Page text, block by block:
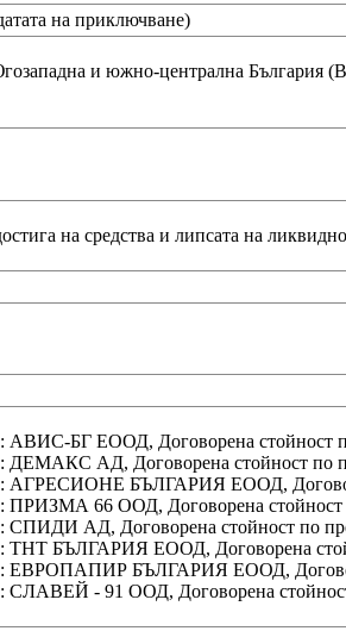
на приключване)
и южно-централна България
на средства и липсата на
АВИС-БГ ЕООД, Договорена стойност
ДЕМАКС АД, Договорена стойност по
АГРЕСИОНЕ БЪЛГАРИЯ ЕООД,
ПРИЗМА 66 ООД, Договорена стойност
СПИДИ АД, Договорена стойност по
ТНТ БЪЛГАРИЯ ЕООД, Договорена
ЕВРОПАПИР БЪЛГАРИЯ ЕООД,
СЛАВЕЙ - 91 ООД, Договорена